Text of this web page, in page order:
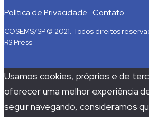
Política de Privacidade Contato
COSEMS/SP © 2021. Todos direitos
RS Press
Usamos cookies, próprios e de
oferecer uma melhor experiência
seguir navegando, consideramos